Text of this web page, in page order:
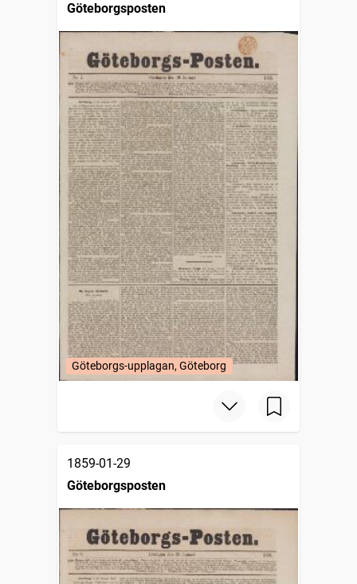
Göteborgsposten
Göteborgs-upplagan, Göteborg
1859-01-29
Göteborgsposten